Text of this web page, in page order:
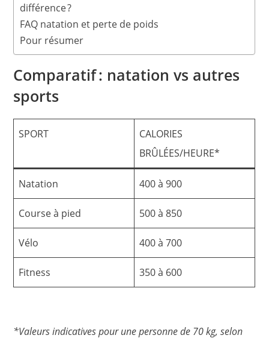
différence ?
FAQ natation et perte de poids
Pour résumer
Comparatif : natation vs autres
sports
SPORT
CALORIES
BRÛLÉES/HEURE*
Natation 400 à 900
Course à pied 500 à 850
Vélo 400 à 700
Fitness 350 à 600
*Valeurs indicatives pour une personne de 70 kg, selon